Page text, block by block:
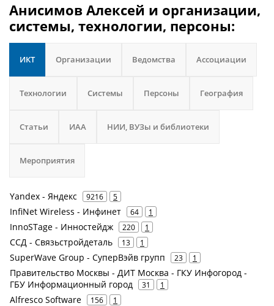
Анисимов Алексей и организации,
системы, технологии, персоны:
ИКТ Организации Ведомства Ассоциации
Технологии Системы Персоны География
Статьи ИАА НИИ, ВУЗы и библиотеки
Мероприятия
Yandex - Яндекс 9216 5
InfiNet Wireless - Инфинет 64 1
InnoSTage - Инностейдж 220 1
ССД - Связьстройдеталь 13 1
SuperWave Group - СуперВэйв групп 23 1
Правительство Москвы - ДИТ Москва - ГКУ Инфогород -
ГБУ Информационный город
31 1
Alfresco Software 156 1